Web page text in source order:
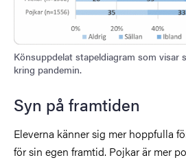
Könsuppdelat stapeldiagram som visar
kring pandemin.
Syn på framtiden
Eleverna känner sig mer hoppfulla
för sin egen framtid. Pojkar är mer